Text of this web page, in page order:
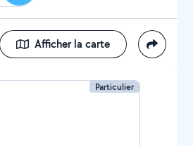
Afficher la carte
Particulier